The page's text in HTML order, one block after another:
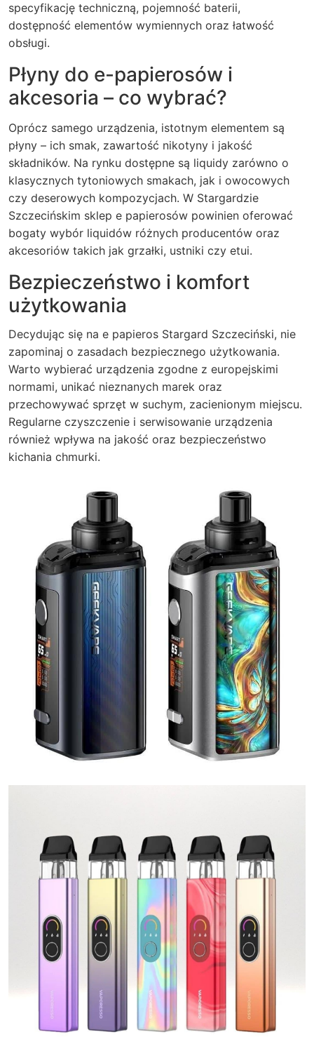
specyfikację techniczną, pojemność baterii,
dostępność elementów wymiennych oraz łatwość
obsługi.
Płyny do e-papierosów i
akcesoria – co wybrać?
Oprócz samego urządzenia, istotnym elementem są
płyny – ich smak, zawartość nikotyny i jakość
składników. Na rynku dostępne są liquidy zarówno o
klasycznych tytoniowych smakach, jak i owocowych
czy deserowych kompozycjach. W Stargardzie
Szczecińskim sklep e papierosów powinien oferować
bogaty wybór liquidów różnych producentów oraz
akcesoriów takich jak grzałki, ustniki czy etui.
Bezpieczeństwo i komfort
użytkowania
Decydując się na e papieros Stargard Szczeciński, nie
zapominaj o zasadach bezpiecznego użytkowania.
Warto wybierać urządzenia zgodne z europejskimi
normami, unikać nieznanych marek oraz
przechowywać sprzęt w suchym, zacienionym miejscu.
Regularne czyszczenie i serwisowanie urządzenia
również wpływa na jakość oraz bezpieczeństwo
kichania chmurki.